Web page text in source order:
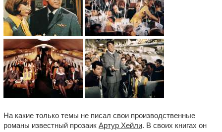
На какие только темы не писал свои производственные
романы известный прозаик Артур Хейли. В своих книгах он